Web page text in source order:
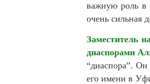
важную роль в
очень сильная
Заместитель
диаспорами
“диаспора”. Он
его имени в